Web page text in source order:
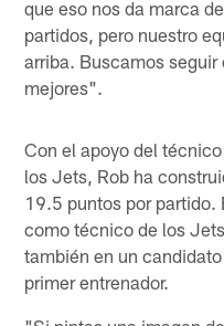
que eso nos da marca
partidos, pero nuestro
arriba. Buscamos
mejores".
Con el apoyo del
los Jets, Rob ha
19.5 puntos por partido.
como técnico de los
también en un
primer entrenador.